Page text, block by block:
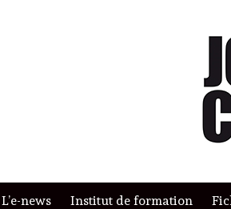
L’e-news Institut de formation